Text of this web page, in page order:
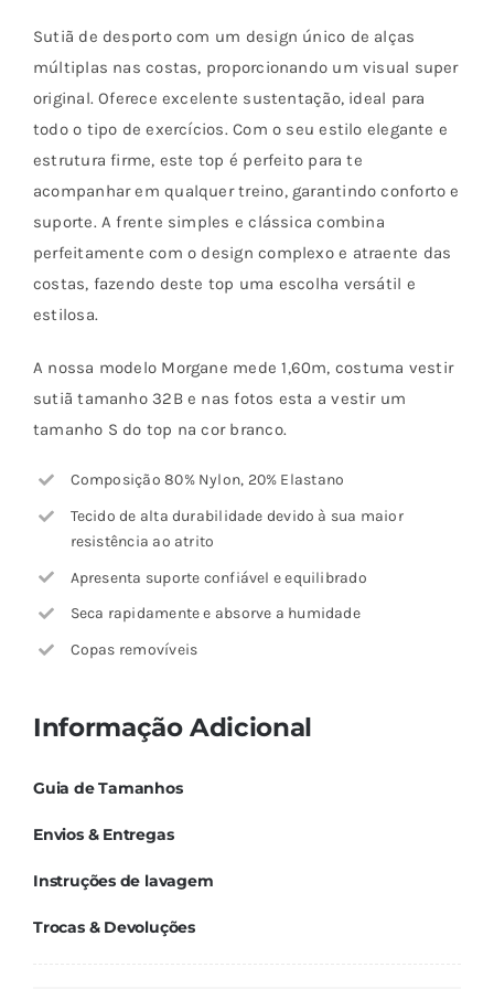
na
página
do
produto
Sutiã de desporto com um design único de alças
múltiplas nas costas, proporcionando um visual super
original. Oferece excelente sustentação, ideal para
todo o tipo de exercícios. Com o seu estilo elegante e
estrutura firme, este top é perfeito para te
acompanhar em qualquer treino, garantindo conforto e
suporte. A frente simples e clássica combina
perfeitamente com o design complexo e atraente das
costas, fazendo deste top uma escolha versátil e
estilosa.
A nossa modelo Morgane mede 1,60m, costuma vestir
sutiã tamanho 32B e nas fotos esta a vestir um
tamanho S do top na cor branco.
Composição 80% Nylon, 20% Elastano
Tecido de alta durabilidade devido à sua maior
resistência ao atrito
Apresenta suporte confiável e equilibrado
Seca rapidamente e absorve a humidade
Copas removíveis
Informação Adicional
Guia de Tamanhos
Envios & Entregas
Instruções de lavagem
Trocas & Devoluções